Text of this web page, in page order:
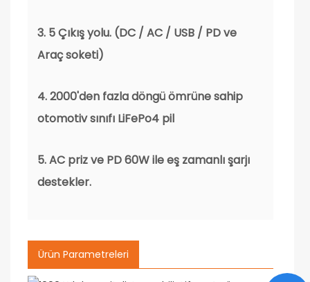
3. 5 Çıkış yolu. (DC / AC / USB / PD ve
Araç soketi)
4. 2000'den fazla döngü ömrüne sahip
otomotiv sınıfı LiFePo4 pil
5. AC priz ve PD 60W ile eş zamanlı şarjı
destekler.
Ürün Parametreleri